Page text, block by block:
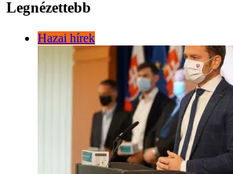
Legnézettebb
Hazai hírek